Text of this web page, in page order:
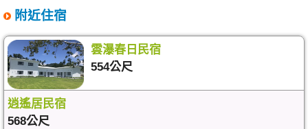
附近住宿
雲瀑春日民宿
554公尺
逍遙居民宿
568公尺